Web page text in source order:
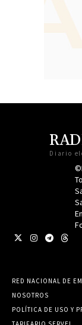
Diario
RED NACIONAL DE
NOSOTROS
POLÍTICA DE USO Y